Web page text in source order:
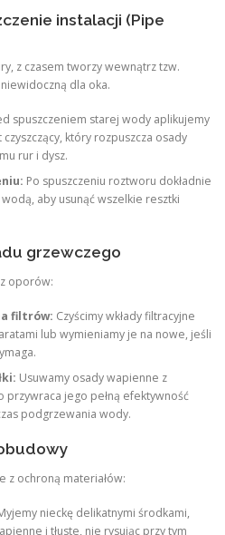
instalacji (Pipe
z czasem tworzy wewnątrz tzw.
dla oka.
spuszczeniem starej wody aplikujemy
który rozpuszcza osady
rur i dysz.
Po spuszczeniu roztworu dokładnie
wodą, aby usunąć wszelkie resztki
grzewczego
oporów:
filtrów: Czyścimy wkłady filtracyjne
lub wymieniamy je na nowe, jeśli
Usuwamy osady wapienne z
przywraca jego pełną efektywność
podgrzewania wody.
z ochroną materiałów:
nieckę delikatnymi środkami,
i tłuste, nie rysując przy tym